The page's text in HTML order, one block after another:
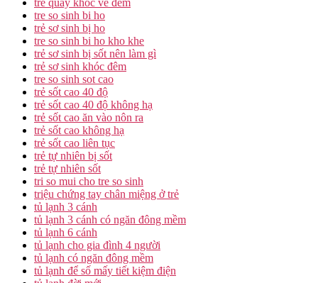
tre so sinh bi ho
trẻ sơ sinh bị ho
tre so sinh bi ho kho khe
trẻ sơ sinh bị sốt nên làm gì
trẻ sơ sinh khóc đêm
tre so sinh sot cao
trẻ sốt cao 40 độ
trẻ sốt cao 40 độ không hạ
trẻ sốt cao ăn vào nôn ra
trẻ sốt cao không hạ
trẻ sốt cao liên tục
trẻ tự nhiên bị sốt
trẻ tự nhiên sốt
tri so mui cho tre so sinh
triệu chứng tay chân miệng ở trẻ
tủ lạnh 3 cánh
tủ lạnh 3 cánh có ngăn đông mềm
tủ lạnh 6 cánh
tủ lạnh cho gia đình 4 người
tủ lạnh có ngăn đông mềm
tủ lạnh để số mấy tiết kiệm điện